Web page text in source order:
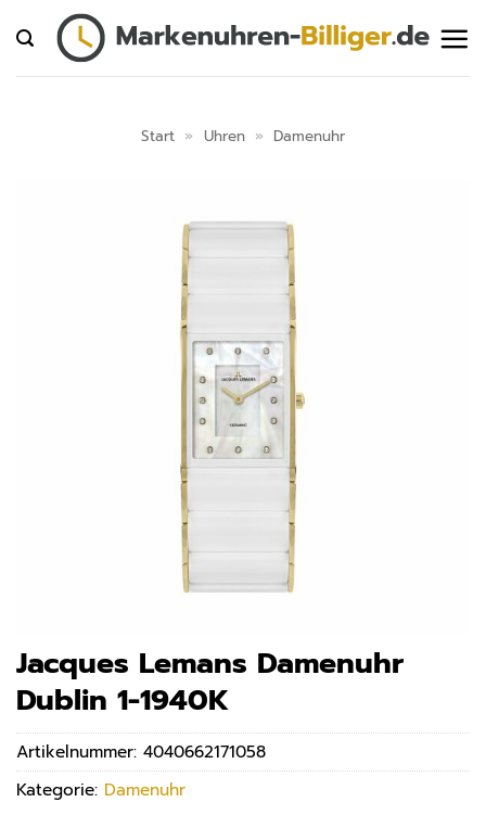
Inhalt
springen
Start » Uhren » Damenuhr
Jacques Lemans Damenuhr
Dublin 1-1940K
Artikelnummer: 4040662171058
Kategorie: Damenuhr